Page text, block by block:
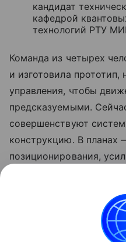
кандидат
кафедрой
технологий РТУ
Команда из четырех
и изготовила прототип,
управления, чтобы
предсказуемыми.
совершенствуют
конструкцию. В планах
позиционирования,
писала
«исчезает» в полете.